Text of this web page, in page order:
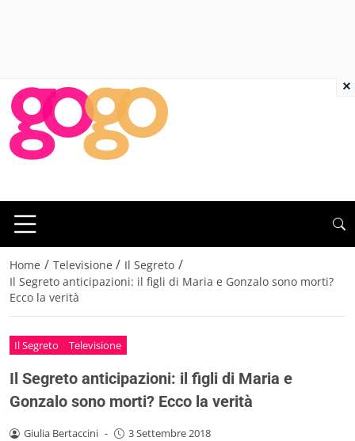
Home / Televisione / Il Segreto /
Il Segreto anticipazioni: il figli di Maria e Gonzalo sono morti?
Ecco la verità
Il Segreto Televisione
Il Segreto anticipazioni: il figli di Maria e
Gonzalo sono morti? Ecco la verità
Giulia Bertaccini - 3 Settembre 2018
×